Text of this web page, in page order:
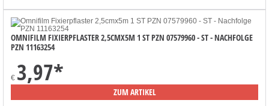
OMNIFILM FIXIERPFLASTER 2,5CMX5M 1 ST PZN 07579960 - ST - NACHFOLGE
PZN 11163254
€ 3,97*
ZUM ARTIKEL